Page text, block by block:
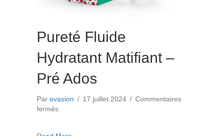
Pureté Fluide
Hydratant Matifiant –
Pré Ados
Par evasion / 17 juillet 2024 / Commentaires
ferméssur